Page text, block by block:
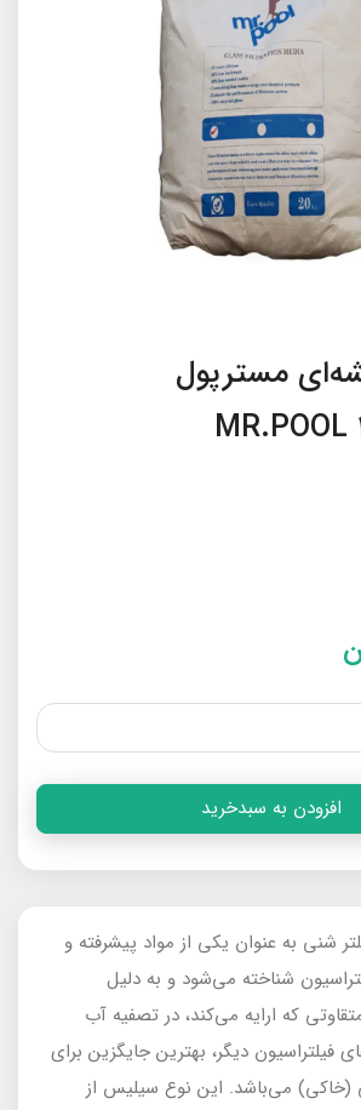
مسترپول
افزودن به سبدخرید
شنی به عنوان یکی از مواد پیشرفته و
شناخته می‌شود و به دلیل
که ارایه می‌کند، در تصفیه آب
فیلتراسیون دیگر، بهترین جایگزین برای
می‌باشد. این نوع سیلیس‌ از